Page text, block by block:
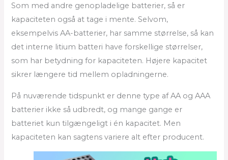
Som med andre genopladelige batterier, så er
kapaciteten også at tage i mente. Selvom,
eksempelvis AA-batterier, har samme størrelse, så kan
det interne litium batteri have forskellige størrelser,
som har betydning for kapaciteten. Højere kapacitet
sikrer længere tid mellem opladningerne.
På nuværende tidspunkt er denne type af AA og AAA
batterier ikke så udbredt, og mange gange er
batteriet kun tilgængeligt i én kapacitet. Men
kapaciteten kan sagtens variere alt efter producent.